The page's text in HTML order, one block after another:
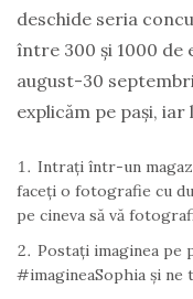
deschide seria
între 300 și 1000 de
august-30
explicăm pe pași,
Intrați într-un
faceți o fotografie cu
pe cineva să vă
Postați imaginea pe
#imagineaSophia și ne